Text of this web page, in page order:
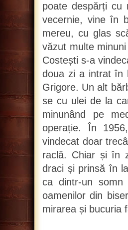
poate despărți
vecernie, vine în
mereu, cu glas
văzut multe
Costești s-a
doua zi a intrat în
Grigore. Un alt
se cu ulei de la
minunând pe
operație. În
vindecat doar
raclă. Chiar și în
draci și prinsă în
ca dintr-un
oamenilor din
mirarea și bucuria